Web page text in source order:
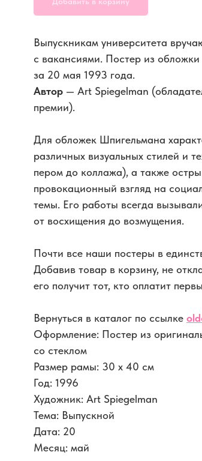
Выпускникам университета
с вакансиями. Постер из обложки
за 20 мая 1993 года.
Автор — Art Spiegelman
премии).
Для обложек Шпигельмана
различных визуальных стилей и
пером до коллажа), а также
провокационный взгляд на
темы. Его работы всегда
от восхищения до возмущения.
Почти все наши постеры в
Добавив товар в корзину, не
его получит тот, кто оплатит
Вернуться в каталог по ссылке
Оформление: Постер из
со стеклом
Размер рамы: 30 x 40 см
Год: 1996
Художник: Art Spiegelman
Тема: Выпускной
Дата: 20
Месяц: май